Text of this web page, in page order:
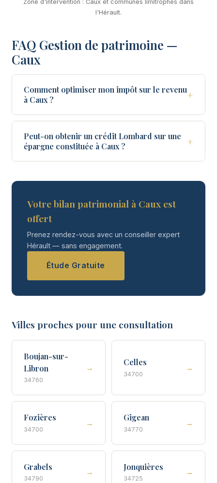
Zone d'intervention : Caux et communes limitrophes dans
l'Hérault.
FAQ Gestion de patrimoine —
Caux
Comment optimiser mon impôt sur le revenu
à Caux ?
+
Peut-on obtenir un crédit Lombard sur une
épargne constituée à Caux ?
+
Votre bilan patrimonial à Caux est
offert
Prenez rendez-vous avec un conseiller expert
Hérault — sans engagement.
Étude Gratuite
Villes proches pour une consultation
Boujan-sur-
Libron
34760
→
Celles
34700
→
Fozières
34700
→
Gigean
34770
→
Grabels
34790
→
Jonquières
34725
→